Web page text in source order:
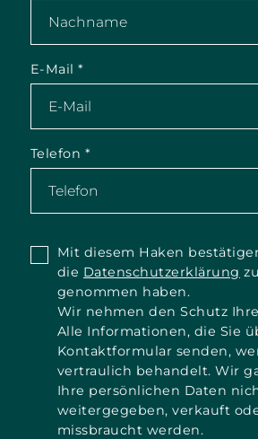
E-Mail*
Telefon *
Mit diesem Haken
die Datenschutzerklärung
genommen haben.
Wir nehmen den Schutz
Alle Informationen, die Sie
Kontaktformular senden,
vertraulich behandelt. Wir
Ihre persönlichen Daten
weitergegeben, verkauft
missbraucht werden.